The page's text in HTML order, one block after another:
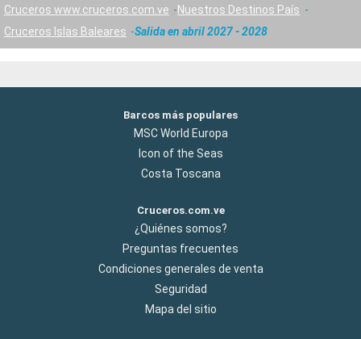
Cruceros www.cruceros.com.ve
Nuestros Destinos País
Cruceros Islas Baleares
Salida en abril 2027 - 2028
Barcos más populares
MSC World Europa
Icon of the Seas
Costa Toscana
Cruceros.com.ve
¿Quiénes somos?
Preguntas frecuentes
Condiciones generales de venta
Seguridad
Mapa del sitio